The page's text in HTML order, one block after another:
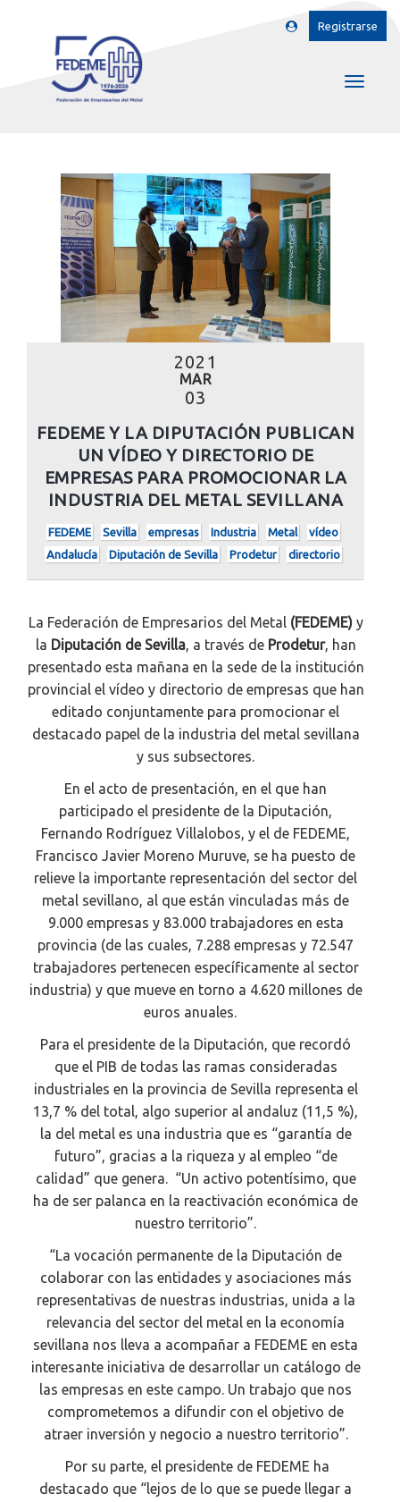
Registrarse
2021
MAR
03
FEDEME Y LA DIPUTACIÓN PUBLICAN
UN VÍDEO Y DIRECTORIO DE
EMPRESAS PARA PROMOCIONAR LA
INDUSTRIA DEL METAL SEVILLANA
FEDEME Sevilla empresas Industria Metal
vídeo
Andalucía
Diputación de Sevilla Prodetur directorio
La Federación de Empresarios del Metal (FEDEME)y
la Diputación de Sevilla, a través de Prodetur, han
presentado esta mañana en la sede de la institución
provincial el vídeo y directorio de empresas que han
editado conjuntamente para promocionar el
destacado papel de la industria del metal sevillana
y sus subsectores.
En el acto de presentación, en el que han
participado el presidente de la Diputación,
Fernando Rodríguez Villalobos, y el de FEDEME,
Francisco Javier Moreno Muruve, se ha puesto de
relieve la importante representación del sector del
metal sevillano, al que están vinculadas más de
9.000 empresas y 83.000 trabajadores en esta
provincia (de las cuales, 7.288 empresas y 72.547
trabajadores pertenecen específicamente al sector
industria) y que mueve en torno a 4.620 millones de
euros anuales.
Para el presidente de la Diputación, que recordó
que el PIB de todas las ramas consideradas
industriales en la provincia de Sevilla representa el
13,7 % del total, algo superior al andaluz (11,5 %),
la del metal es una industria que es “garantía de
futuro”, gracias a la riqueza y al empleo “de
calidad” que genera. “Un activo potentísimo, que
ha de ser palanca en la reactivación económica de
nuestro territorio”.
“La vocación permanente de la Diputación de
colaborar con las entidades y asociaciones más
representativas de nuestras industrias, unida a la
relevancia del sector del metal en la economía
sevillana nos lleva a acompañar a FEDEME en esta
interesante iniciativa de desarrollar un catálogo de
las empresas en este campo. Un trabajo que nos
comprometemos a difundir con el objetivo de
atraer inversión y negocio a nuestro territorio”.
Por su parte, el presidente de FEDEME ha
destacado que “lejos de lo que se puede llegar a